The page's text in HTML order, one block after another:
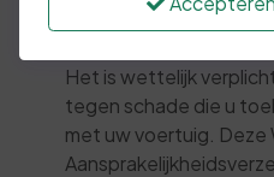
al snel in de papieren
tegenpartij.
Het is wettelijk
tegen schade die u
met uw voertuig. Deze